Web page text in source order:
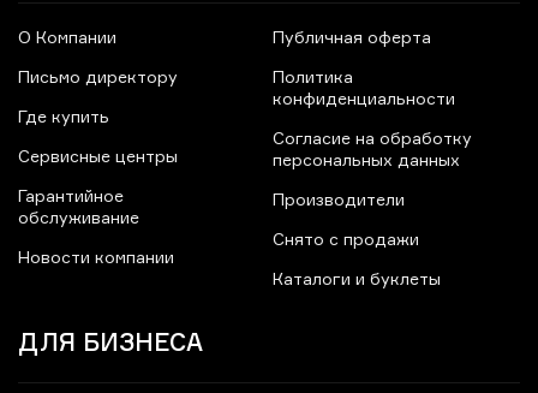
О Компании
Письмо директору
Где купить
Сервисные центры
Гарантийное
обслуживание
Новости компании
Публичная оферта
Политика
конфиденциальности
Согласие на обработку
персональных данных
Производители
Снято с продажи
Каталоги и буклеты
ДЛЯ БИЗНЕСА